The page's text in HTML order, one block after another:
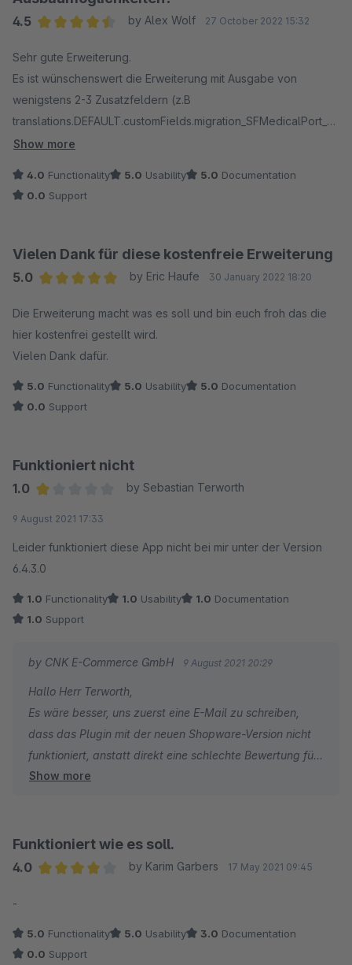
4.5
by Alex Wolf 27 October 2022 15:32
Sehr gute Erweiterung.
Es ist wünschenswert die Erweiterung mit Ausgabe von
wenigstens 2-3 Zusatzfeldern (z.B
translations.DEFAULT.customFields.migration_SFMedicalPort_pr
oduct_attr11) zu erweitern.
Show more
4.0 Functionality 5.0 Usability 5.0 Documentation
0.0 Support
Vielen Dank für diese kostenfreie Erweiterung
5.0
by Eric Haufe 30 January 2022 18:20
Die Erweiterung macht was es soll und bin euch froh das die
hier kostenfrei gestellt wird.
Vielen Dank dafür.
5.0 Functionality 5.0 Usability 5.0 Documentation
0.0 Support
Funktioniert nicht
1.0
by Sebastian Terworth
9 August 2021 17:33
Leider funktioniert diese App nicht bei mir unter der Version
6.4.3.0
1.0 Functionality 1.0 Usability 1.0 Documentation
1.0 Support
by CNK E-Commerce GmbH 9 August 2021 20:29
Hallo Herr Terworth,
Es wäre besser, uns zuerst eine E-Mail zu schreiben,
dass das Plugin mit der neuen Shopware-Version nicht
funktioniert, anstatt direkt eine schlechte Bewertung für
ein kostenloses Plugin zu hinterlassen.
Show more
Funktioniert wie es soll.
4.0
by Karim Garbers 17 May 2021 09:45
-
5.0 Functionality 5.0 Usability 3.0 Documentation
0.0 Support